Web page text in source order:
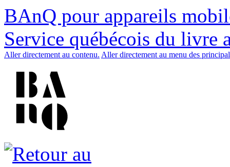
BAnQ pour appareils
Service québécois du livre
Aller directement au contenu. Aller directement au menu des